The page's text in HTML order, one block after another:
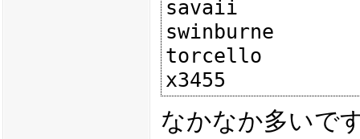
savaii
swinburne
torcello
なかなか多いで